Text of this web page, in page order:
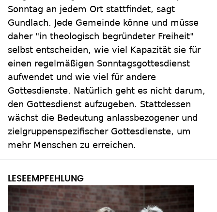
Sonntag an jedem Ort stattfindet, sagt
Gundlach. Jede Gemeinde könne und müsse
daher "in theologisch begründeter Freiheit"
selbst entscheiden, wie viel Kapazität sie für
einen regelmäßigen Sonntagsgottesdienst
aufwendet und wie viel für andere
Gottesdienste. Natürlich geht es nicht darum,
den Gottesdienst aufzugeben. Stattdessen
wächst die Bedeutung anlassbezogener und
zielgruppenspezifischer Gottesdienste, um
mehr Menschen zu erreichen.